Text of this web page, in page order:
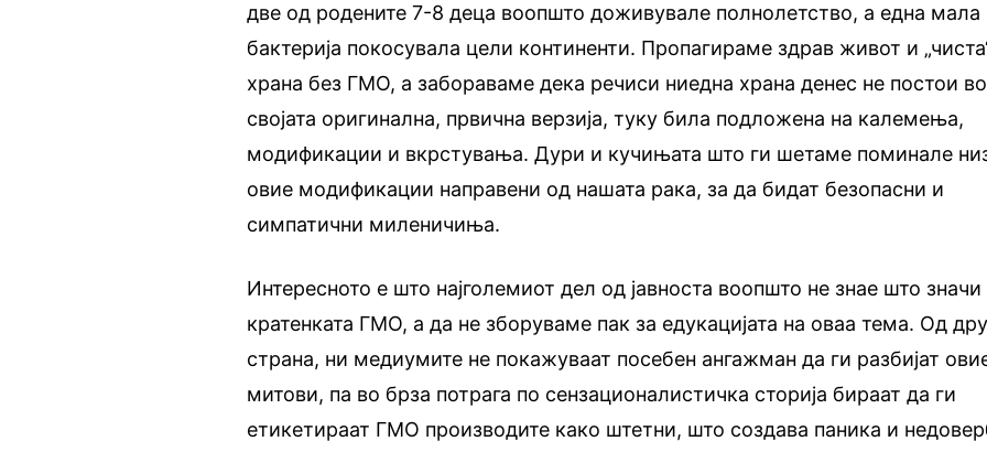
две од родените 7-8 деца воопшто доживувале полнолетство, а една мала
бактерија покосувала цели континенти. Пропагираме здрав живот и
храна без ГМО, а забораваме дека речиси ниедна храна денес не постои во
својата оригинална, првична верзија, туку била подложена на калемења,
модификации и вкрстувања. Дури и кучињата што ги шетаме поминале
овие модификации направени од нашата рака, за да бидат безопасни и
симпатични миленичиња.
Интересното е што најголемиот дел од јавноста воопшто не знае што значи
кратенката ГМО, а да не зборуваме пак за едукацијата на оваа тема. Од
страна, ни медиумите не покажуваат посебен ангажман да ги разбијат
митови, па во брза потрага по сензационалистичка сторија бираат да ги
етикетираат ГМО производите како штетни, што создава паника и